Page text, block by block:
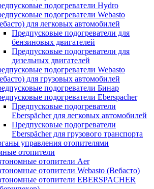
подогреватели Hydro
подогреватели Webasto
для легковых автомобилей
Предпусковые подогреватели для
бензиновых двигателей
Предпусковые подогреватели для
дизельных двигателей
подогреватели Webasto
для грузовых автомобилей
подогреватели Бинар
подогреватели Eberspacher
Предпусковые подогреватели
Eberspächer для легковых автомобилей
Предпусковые подогреватели
Eberspächer для грузового транспорта
управления отопителями
отопители
отопители Аer
отопители Webasto (Вебасто)
отопители EBERSPACHER